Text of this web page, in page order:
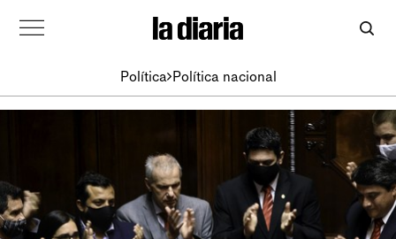
Política Política nacional